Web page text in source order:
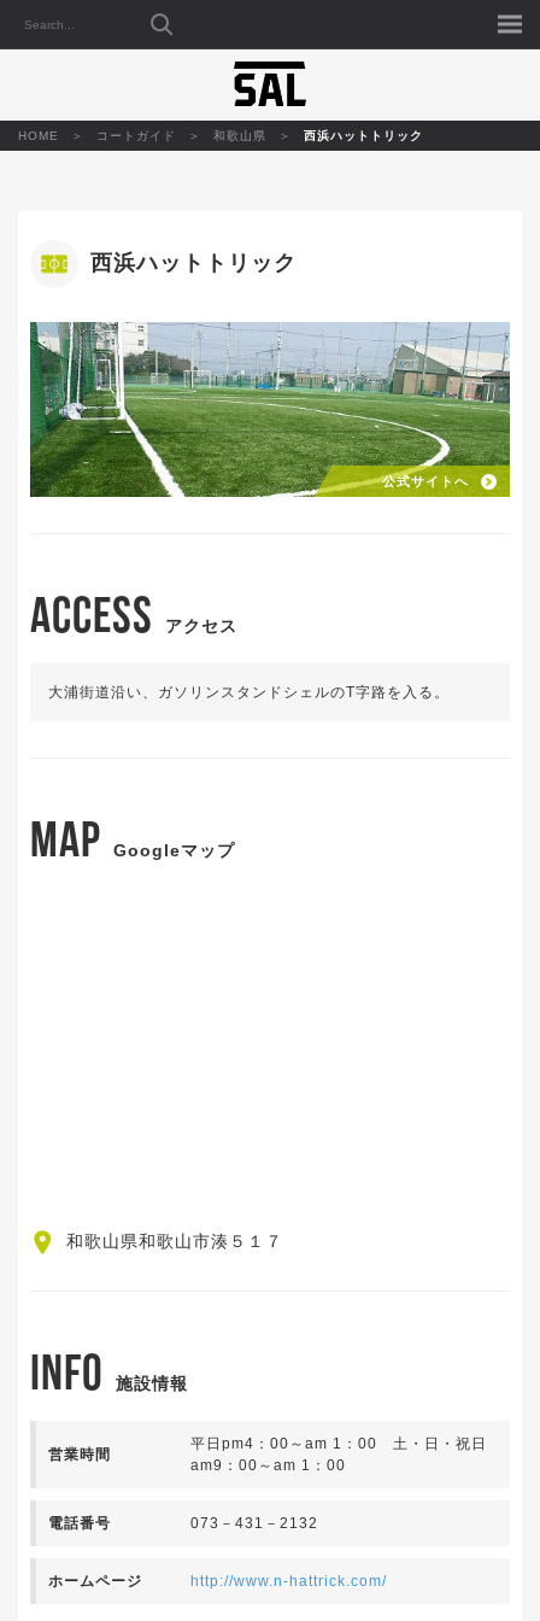
HOME コートガイド 和歌山県 西浜ハットトリック
西浜ハットトリック
公式サイトへ
ACCESS アクセス
大浦街道沿い、ガソリンスタンドシェルのT字路を入る。
MAP Googleマップ
和歌山県和歌山市湊５１７
INFO 施設情報
営業時間
平日pm4：00～am 1：00 土・日・祝日
am9：00～am 1：00
電話番号 073－431－2132
ホームページ http://www.n-hattrick.com/